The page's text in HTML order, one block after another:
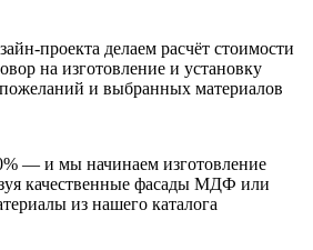
проекта делаем расчёт стоимости
на изготовление и установку
и выбранных материалов
— и мы начинаем изготовление
качественные фасады МДФ или
из нашего каталога